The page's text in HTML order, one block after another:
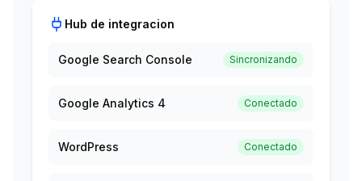
Assistant
Integraciones
análisis
Hub de integracion
Google Search Console Sincronizando
Google Analytics 4 Conectado
WordPress Conectado